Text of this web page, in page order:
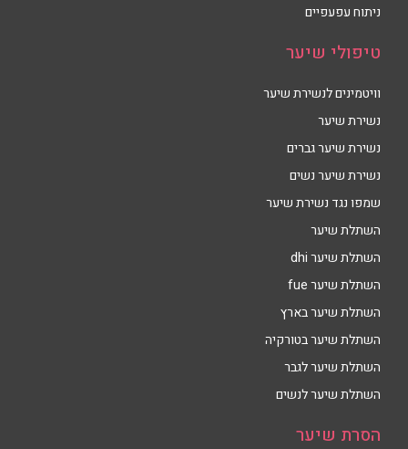
ניתוח עפעפיים
טיפולי שיער
וויטמינים לנשירת שיער
נשירת שיער
נשירת שיער גברים
נשירת שיער נשים
שמפו נגד נשירת שיער
השתלת שיער
השתלת שיער dhi
השתלת שיער fue
השתלת שיער בארץ
השתלת שיער בטורקיה
השתלת שיער לגבר
השתלת שיער לנשים
הסרת שיער